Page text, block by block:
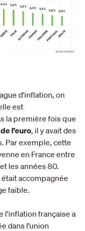
d’inflation, on
est
la première fois que
l’euro, il y avait des
Par exemple, cette
en France entre
les années 80.
accompagnée
faible.
l’inflation française a
dans l’union